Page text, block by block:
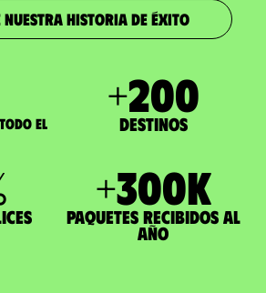
NUESTRA HISTORIA DE ÉXITO
el
+200
Destinos
+300K
paquetes recibidos al
año